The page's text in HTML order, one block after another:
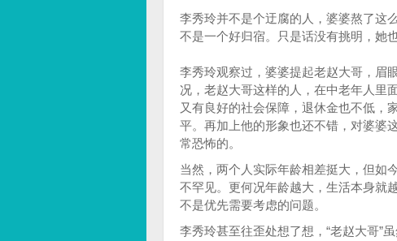
李秀玲并不是个迂腐的人，婆婆熬了这
不是一个好归宿。只是话没有挑明，她
李秀玲观察过，婆婆提起老赵大哥，眉
况，老赵大哥这样的人，在中老年人里
又有良好的社会保障，退休金也不低，
平。再加上他的形象也还不错，对婆婆
常恐怖的。
当然，两个人实际年龄相差挺大，但如
不罕见。更何况年龄越大，生活本身就
不是优先需要考虑的问题。
李秀玲甚至往歪处想了想，“老赵大哥”